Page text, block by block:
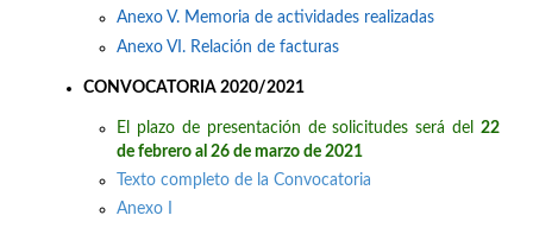
Anexo V. Memoria de actividades realizadas
Anexo VI. Relación de facturas
CONVOCATORIA 2020/2021
El plazo de presentación de solicitudes será del 22
de febrero al 26 de marzo de 2021
Texto completo de la Convocatoria
Anexo I